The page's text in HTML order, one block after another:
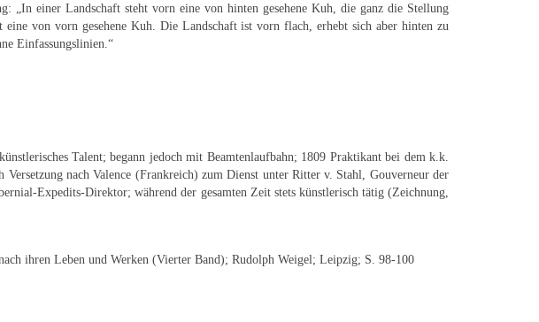
„In einer Landschaft steht vorn eine von hinten gesehene Kuh, die ganz die Stellung
von vorn gesehene Kuh. Die Landschaft ist vorn flach, erhebt sich aber hinten zu
Einfassungslinien.“
Talent; begann jedoch mit Beamtenlaufbahn; 1809 Praktikant bei dem k.k.
nach Valence (Frankreich) zum Dienst unter Ritter v. Stahl, Gouverneur der
Expedits-Direktor; während der gesamten Zeit stets künstlerisch tätig (Zeichnung,
ihren Leben und Werken (Vierter Band); Rudolph Weigel; Leipzig; S. 98-100